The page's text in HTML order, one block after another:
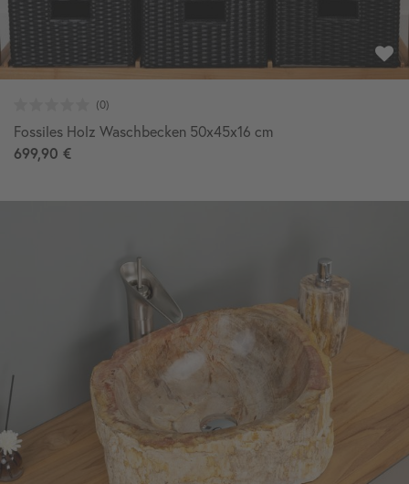
Fossiles Holz Waschbecken 50x45x16 cm
699,90 €